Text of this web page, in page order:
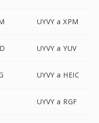
UYVY a XPM
UYVY a YUV
UYVY a HEIC
UYVY a RGF